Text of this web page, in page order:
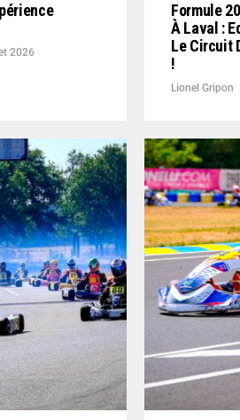
2026
Formule
À Laval :
Le Circuit
!
Lionel Gripon